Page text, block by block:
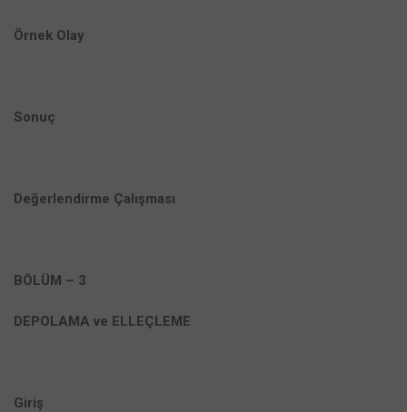
Örnek Olay
Sonuç
Değerlendirme Çalışması
BÖLÜM – 3
DEPOLAMA ve ELLEÇLEME
Giriş